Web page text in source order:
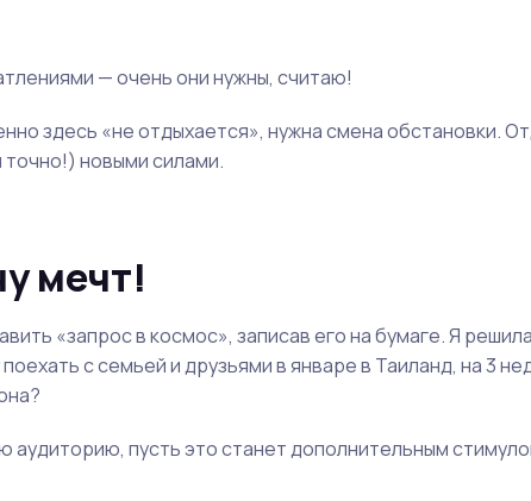
— очень они нужны, считаю!
здесь «не отдыхается», нужна смена обстановки.
новыми силами.
мечт!
«запрос в космос», записав его на бумаге. Я
с семьей и друзьями в январе в Таиланд, на 3
аудиторию, пусть это станет дополнительным